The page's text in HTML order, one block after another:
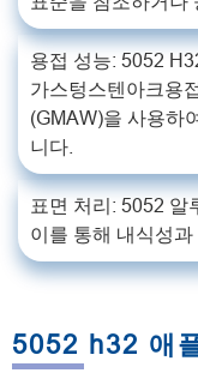
용접 성능: 5052
가스텅스텐아크용
(GMAW)을 사용하
니다.
표면 처리: 5052 알
이를 통해 내식성
5052 h32 애